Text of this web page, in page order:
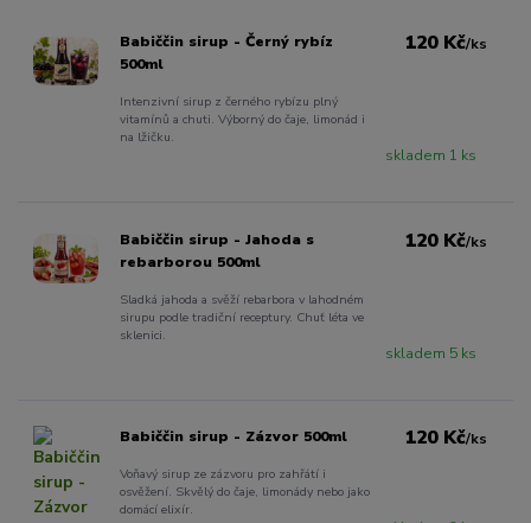
Babiččin sirup - Černý rybíz
500ml
Intenzivní sirup z černého rybízu plný
vitamínů a chuti. Výborný do čaje, limonád i
na lžičku.
120 Kč/ks
skladem 1 ks
Babiččin sirup - Jahoda s
rebarborou 500ml
Sladká jahoda a svěží rebarbora v lahodném
sirupu podle tradiční receptury. Chuť léta ve
sklenici.
120 Kč/ks
skladem 5 ks
Babiččin sirup - Zázvor 500ml
Voňavý sirup ze zázvoru pro zahřátí i
osvěžení. Skvělý do čaje, limonády nebo jako
domácí elixír.
120 Kč/ks